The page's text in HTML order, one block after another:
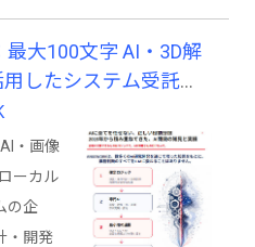
大100文字 AI・3D解
したシステム受託開
・画像
ーカル
の企
・開発